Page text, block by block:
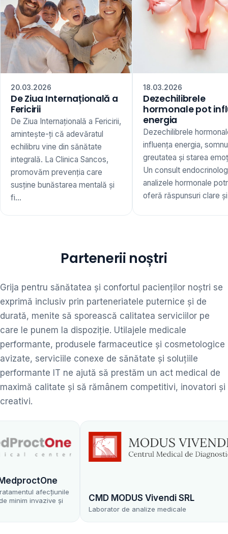
20.03.2026
De Ziua Internațională a
Fericirii
De Ziua Internațională a Fericirii,
amintește-ți că adevăratul
echilibru vine din sănătate
integrală. La Clinica Sancos,
promovăm prevenția care
susține bunăstarea mentală și
fi...
18.03.2026
Dezechilibrele
hormonale pot
energia
Dezechilibrele
influența energia,
greutatea și starea
Un consult
analizele hormonale
oferă răspunsuri clare
Partenerii noștri
Grija pentru sănătatea și confortul pacienților noștri se
exprimă inclusiv prin parteneriatele puternice și de
durată, menite să sporească calitatea serviciilor pe
care le punem la dispoziție. Utilajele medicale
performante, produsele farmaceutice și cosmetologice
avizate, serviciile conexe de sănătate și soluțiile
performante IT ne ajută să prestăm un act medical de
maximă calitate și să rămânem competitivi, inovatori și
creativi.
afecțiunile
invazive și
CMD MODUS Vivendi SRL
Laborator de analize medicale